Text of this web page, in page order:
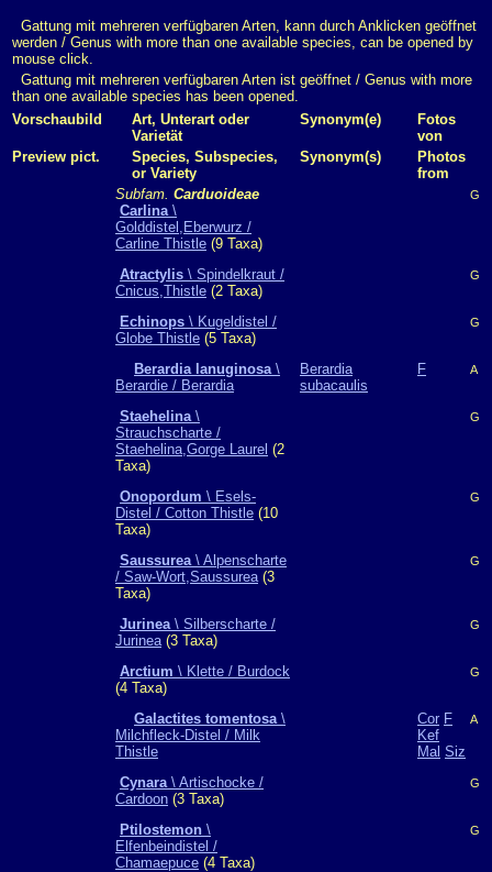
Gattung mit mehreren verfügbaren Arten, kann durch Anklicken geöffnet
werden / Genus with more than one available species, can be opened by
mouse click.
Gattung mit mehreren verfügbaren Arten ist geöffnet / Genus with more
than one available species has been opened.
Vorschaubild
Art, Unterart oder
Varietät
Synonym(e)
Fotos
von
Preview pict.
Species, Subspecies,
or Variety
Synonym(s)
Photos
from
Subfam. Carduoideae
Carlina\
Golddistel,Eberwurz /
Carline Thistle (9 Taxa)
G
Atractylis \ Spindelkraut /
Cnicus,Thistle (2 Taxa)
G
Echinops \ Kugeldistel /
Globe Thistle (5 Taxa)
G
Berardia lanuginosa\
Berardie / Berardia
Berardia
subacaulis
F A
Staehelina\
Strauchscharte /
Staehelina,Gorge Laurel (2
Taxa)
G
Onopordum \ Esels-
Distel / Cotton Thistle (10
Taxa)
G
Saussurea\ Alpenscharte
/ Saw-Wort,Saussurea(3
Taxa)
G
Jurinea\ Silberscharte /
Jurinea(3 Taxa)
G
Arctium \ Klette / Burdock
(4 Taxa)
G
Galactites tomentosa\
Milchfleck-Distel / Milk
Thistle
Cor F
Kef
Mal Siz
A
Cynara\ Artischocke /
Cardoon (3 Taxa)
G
Ptilostemon \
Elfenbeindistel /
Chamaepuce (4 Taxa)
G